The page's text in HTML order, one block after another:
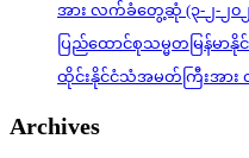
အား လက်ခံတွေ့ဆုံ (၃-၂-၂၀
ပြည်ထောင်စုသမ္မတမြန်မာ
ထိုင်းနိုင်ငံသံအမတ်ကြီးအား
Archives